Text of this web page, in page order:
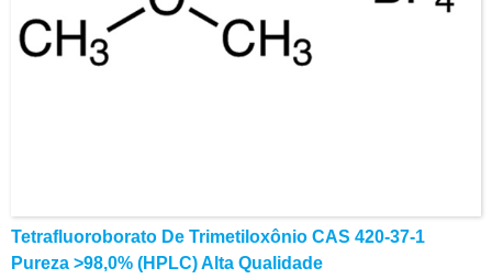
Tetrafluoroborato De Trimetiloxônio CAS 420-37-1
Pureza >98,0% (HPLC) Alta Qualidade